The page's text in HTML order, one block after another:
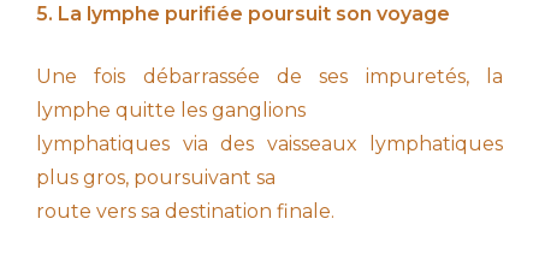
5. La lymphe purifiée poursuit son voyage
Une fois débarrassée de ses impuretés, la
lymphe quitte les ganglions
lymphatiques via des vaisseaux lymphatiques
plus gros, poursuivant sa
route vers sa destination finale.